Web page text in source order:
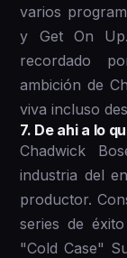
varios
y Get On
recordado
ambición de
viva incluso
7 . De ahi a lo
Chadwick
industria del
productor.
series de
"Cold Case"